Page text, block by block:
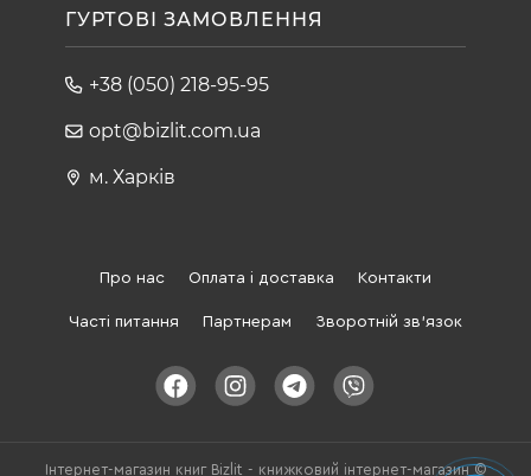
ГУРТОВІ ЗАМОВЛЕННЯ
+38 (050) 218-95-95
opt@bizlit.com.ua
м. Харків
Про нас Оплата і доставка Контакти
Часті питання Партнерам Зворотній зв'язок
Інтернет-магазин книг Bizlit - книжковий інтернет-магазин ©